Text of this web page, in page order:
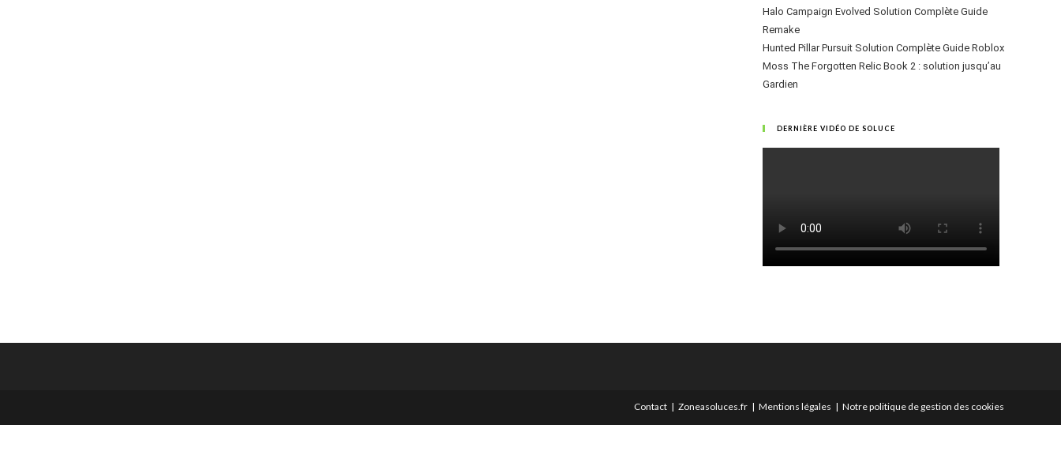
Halo Campaign Evolved Solution Complète Guide
Remake
Hunted Pillar Pursuit Solution Complète Guide Roblox
Moss The Forgotten Relic Book 2 : solution jusqu’au
Gardien
DERNIÈRE VIDÉO DE SOLUCE
Contact Zoneasoluces.fr Mentions légales Notre politique de gestion des cookies